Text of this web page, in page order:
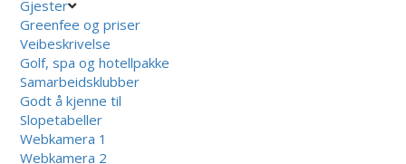
Gjester
Greenfee og priser
Veibeskrivelse
Golf, spa og hotellpakke
Samarbeidsklubber
Godt å kjenne til
Slopetabeller
Webkamera 1
Webkamera 2